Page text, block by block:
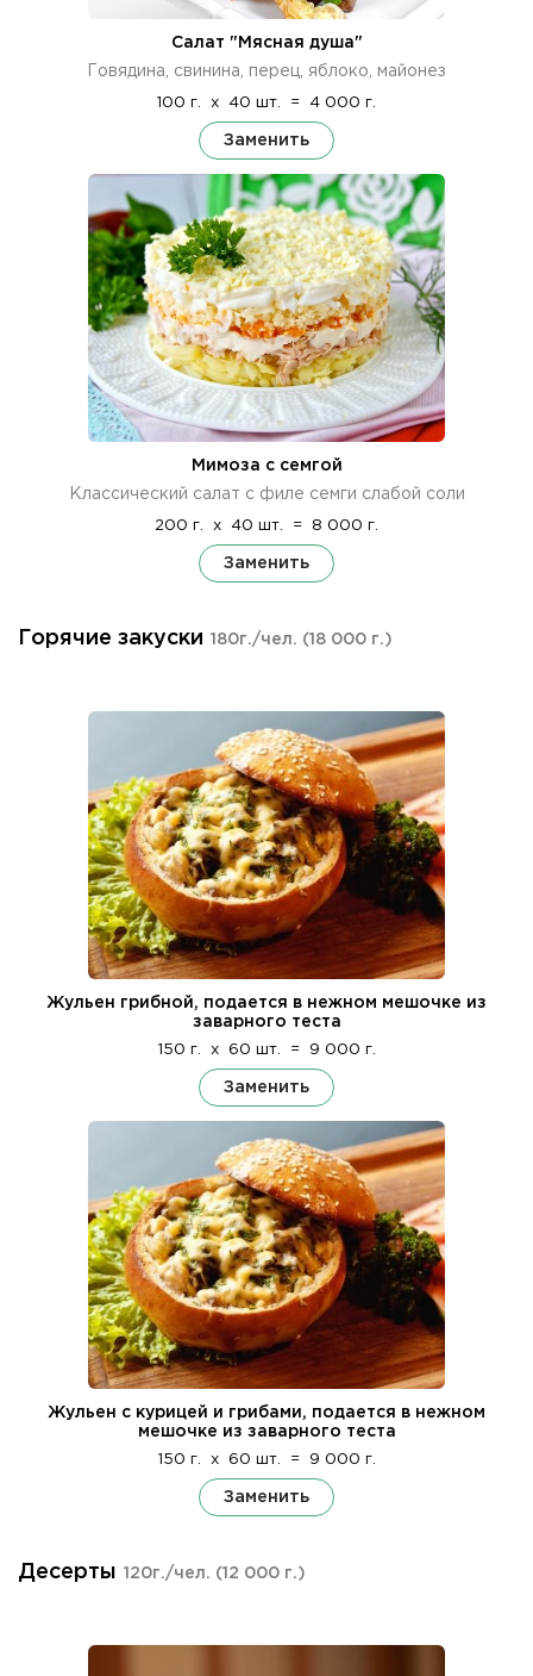
Салат "Мясная душа"
Говядина, свинина, перец, яблоко, майонез
100 г. x 40 шт. = 4 000 г.
Заменить
Мимоза с семгой
Классический салат с филе семги слабой соли
200 г. x 40 шт. = 8 000 г.
Заменить
Горячие закуски 180г./чел. (18 000 г.)
Жульен грибной, подается в нежном мешочке из
заварного теста
150 г. x 60 шт. = 9 000 г.
Заменить
Жульен с курицей и грибами, подается в нежном
мешочке из заварного теста
150 г. x 60 шт. = 9 000 г.
Заменить
Десерты 120г./чел. (12 000 г.)